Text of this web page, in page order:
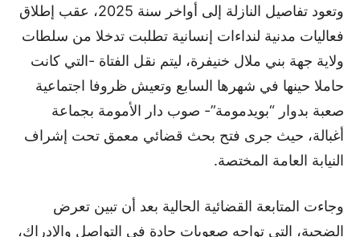
وتعود تفاصيل النازلة إلى أواخر سنة 2025، عقب إطلاق
فعاليات مدنية لنداءات إنسانية تطلبت تدخلا من سلطات
ولاية جهة بني ملال خنيفرة، ليتم نقل الفتاة -التي كانت
حاملا حينها في شهرها السابع وتعيش ظروفا اجتماعية
صعبة بدوار “بويدمومة”- صوب دار الأمومة بجماعة
أغبالة، حيث جرى فتح بحث قضائي معمق تحت إشراف
النيابة العامة المختصة.
وجاءت المتابعة القضائية الحالية بعد أن تبين تعرض
الضحية، التي تواجه صعوبات حادة في التواصل والإدراك،